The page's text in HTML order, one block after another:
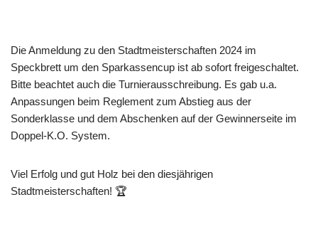
Die Anmeldung zu den Stadtmeisterschaften 2024 im
Speckbrett um den Sparkassencup ist ab sofort freigeschaltet.
Bitte beachtet auch die Turnierausschreibung. Es gab u.a.
Anpassungen beim Reglement zum Abstieg aus der
Sonderklasse und dem Abschenken auf der Gewinnerseite im
Doppel-K.O. System.
Viel Erfolg und gut Holz bei den diesjährigen
Stadtmeisterschaften! 🏆